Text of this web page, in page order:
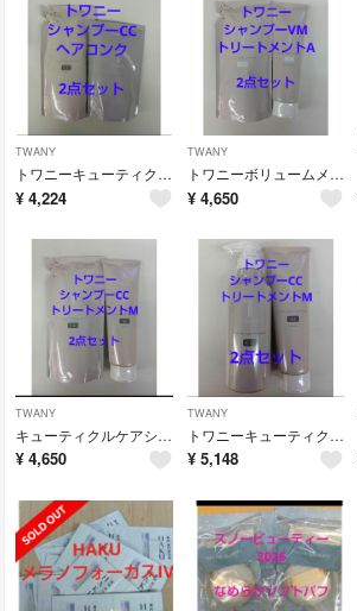
TWANY
トワニーキューティクルケアシャンプー&ヘアコンクレフィル 2点セット
¥ 4,224
TWANY
トワニーボリュームメイクシャンプーレフィル&キューティクルリペアトリートメントＡ
¥ 4,650
TWANY
キューティクルケアシャンプーレフィル＆キューティクルリペアトリートメントＭ
¥ 4,650
TWANY
トワニーキューティクルケアシャンプー本体＆トワニー キューティクルリペアトリート
¥ 5,148